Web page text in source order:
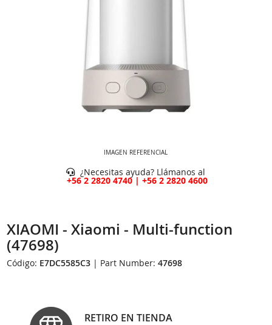
IMAGEN REFERENCIAL
¿Necesitas ayuda? Llámanos al
+56 2 2820 4740 | +56 2 2820 4600
XIAOMI - Xiaomi - Multi-function
(47698)
Código: E7DC5585C3 | Part Number:47698
RETIRO EN TIENDA